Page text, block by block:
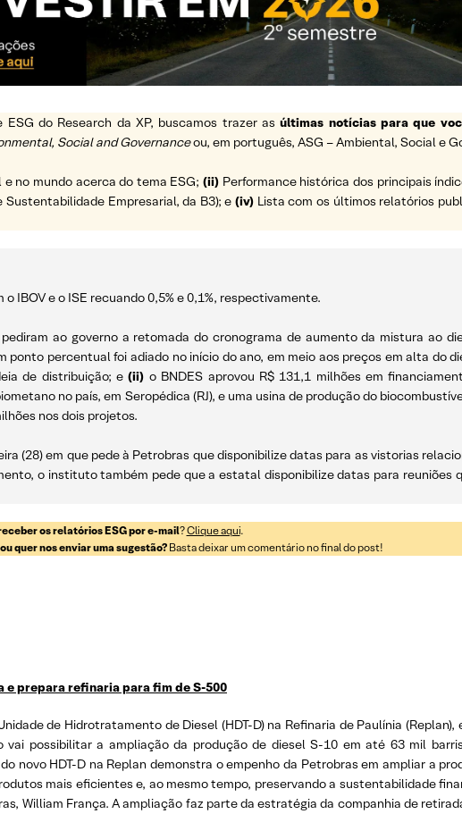
do Research da XP, buscamos trazer asúltimas notícias para que
Social and Governanceou, em português, ASG – Ambiental, Social e
e no mundo acerca do tema ESG;(ii) Performance histórica dos principais
Empresarial, da B3); e (iv) Lista com os últimos relatórios
IBOV e o ISE recuando 0,5% e 0,1%, respectivamente.
ao governo a retomada do cronograma de aumento da mistura ao
percentual foi adiado no início do ano, em meio aos preços em alta do
de distribuição; e(ii) o BNDES aprovou R$ 131,1 milhões em
no país, em Seropédica (RJ), e uma usina de produção do
nos dois projetos.
(28) em que pede à Petrobras que disponibilize datas para as vistorias
o instituto também pede que a estatal disponibilize datas para reuniões
os relatórios ESG por e-mail?Clique aqui.
quer nos enviar uma sugestão?Basta deixar um comentário no final do post!
e prepara refinaria para fim de S-500
de Hidrotratamento de Diesel (HDT-D) na Refinaria de Paulínia (Replan),
possibilitar a ampliação da produção de diesel S-10 em até 63 mil
novo HDT-D na Replan demonstra o empenho da Petrobras em ampliar a
mais eficientes e, ao mesmo tempo, preservando a sustentabilidade
William França. A ampliação faz parte da estratégia da companhia de